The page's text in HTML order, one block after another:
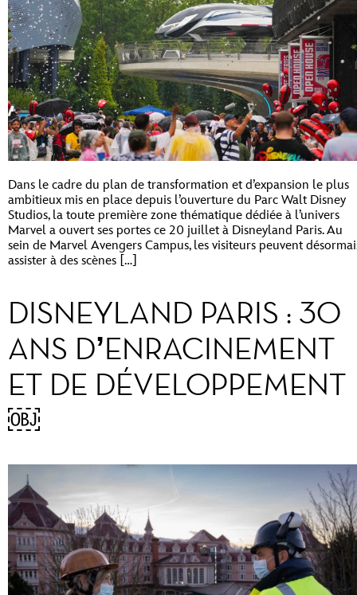
Dans le cadre du plan de transformation et d’expansion le plus
ambitieux mis en place depuis l’ouverture du Parc Walt Disney
Studios, la toute première zone thématique dédiée à l’univers
Marvel a ouvert ses portes ce 20 juillet à Disneyland Paris. Au
sein de Marvel Avengers Campus, les visiteurs peuvent
assister à des scènes […]
DISNEYLAND PARIS : 30
ANS D’ENRACINEMENT
ET DE DÉVELOPPEMENT
￼